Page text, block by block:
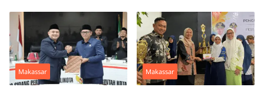
Makassar Makassar